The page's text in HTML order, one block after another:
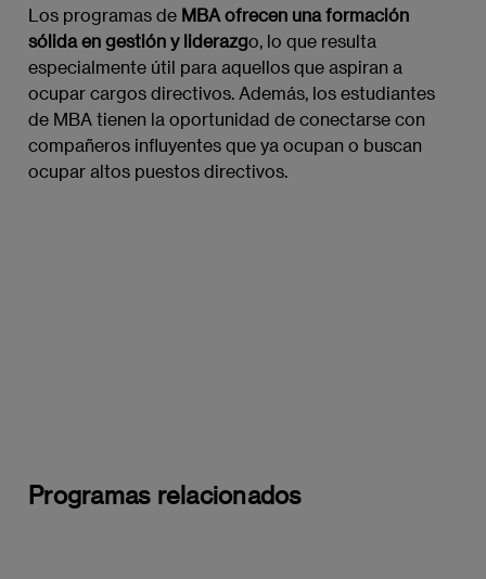
Los programas de MBA ofrecen una formación
sólida en gestión y liderazgo, lo que resulta
especialmente útil para aquellos que aspiran a
ocupar cargos directivos. Además, los estudiantes
de MBA tienen la oportunidad de conectarse con
compañeros influyentes que ya ocupan o buscan
ocupar altos puestos directivos.
Programas relacionados